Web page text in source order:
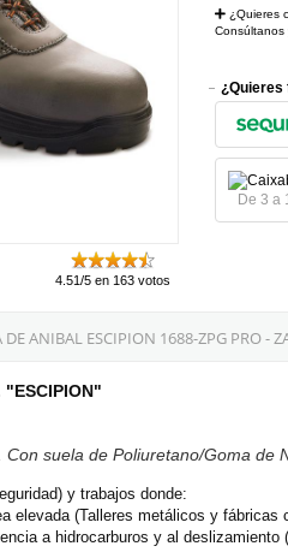
4.51/5 en 163 votos
¿Quieres
Consúltanos
De 3 a
ANIBAL ESCIPION 1688-ZPG PRO -
suela de Poliuretano/Goma de
y trabajos donde:
elevada (Talleres metálicos y
a hidrocarburos y al deslizamiento